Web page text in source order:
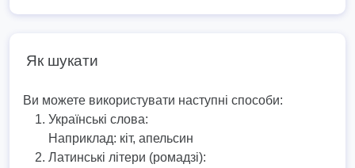
Як шукати
Ви можете використувати наступні способи:
Українські слова:
Наприклад: кіт, апельсин
Латинські літери (ромадзі):